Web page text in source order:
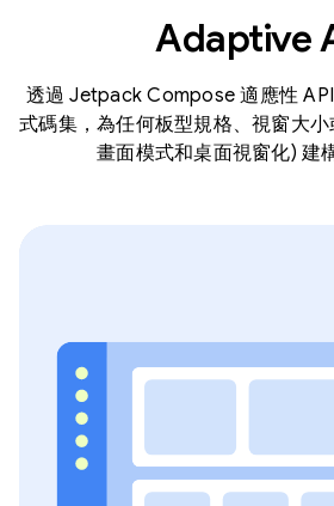
Adaptive
透過 Jetpack Compose 適應性
式碼集，為任何板型規格、視窗大
畫面模式和桌面視窗化) 建